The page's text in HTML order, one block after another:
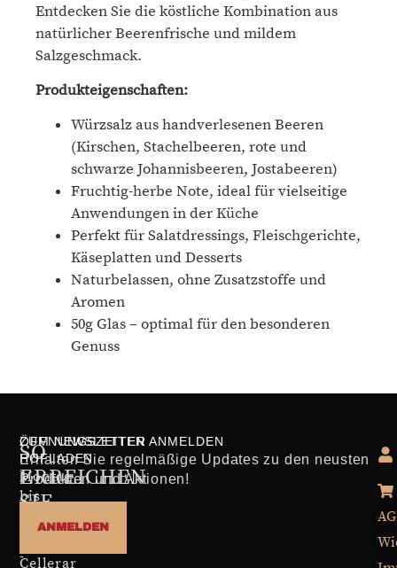
Entdecken Sie die köstliche Kombination aus
natürlicher Beerenfrische und mildem
Salzgeschmack.
Produkteigenschaften:
Würzsalz aus handverlesenen Beeren
(Kirschen, Stachelbeeren, rote und
schwarze Johannisbeeren, Jostabeeren)
Fruchtig-herbe Note, ideal für vielseitige
Anwendungen in der Küche
Perfekt für Salatdressings, Fleischgerichte,
Käseplatten und Desserts
Naturbelassen, ohne Zusatzstoffe und
Aromen
50g Glas – optimal für den besonderen
Genuss
SO
ERREICHEN
SIE
UNS
Cellerar
ÖFFNUNGSZEITEN
HOFLADEN
Montag
bis
-
ZUM NEWSLETTER ANMELDEN
Erhalten Sie regelmäßige Updates zu den neusten
Produkten und Aktionen!
ANMELDEN